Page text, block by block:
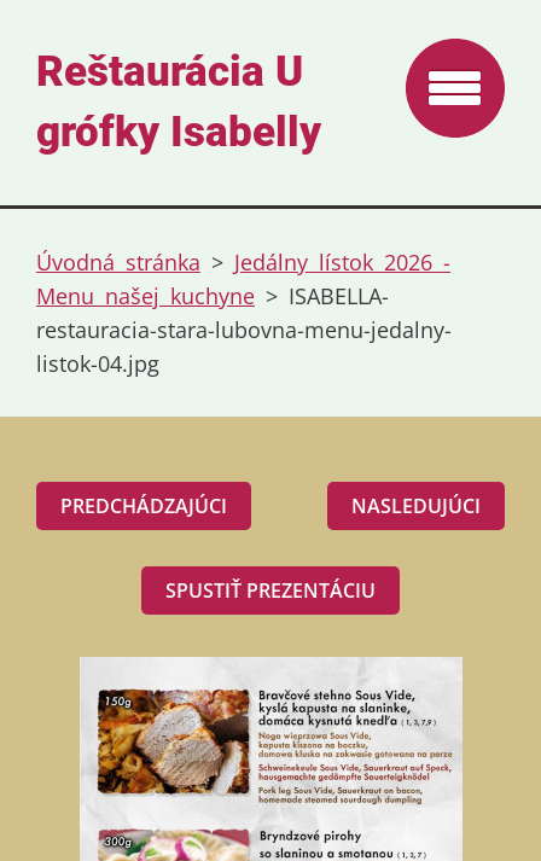
Reštaurácia U
grófky Isabelly
Úvodná stránka > Jedálny lístok 2026 -
Menu našej kuchyne > ISABELLA-
restauracia-stara-lubovna-menu-jedalny-
listok-04.jpg
PREDCHÁDZAJÚCI NASLEDUJÚCI
SPUSTIŤ PREZENTÁCIU